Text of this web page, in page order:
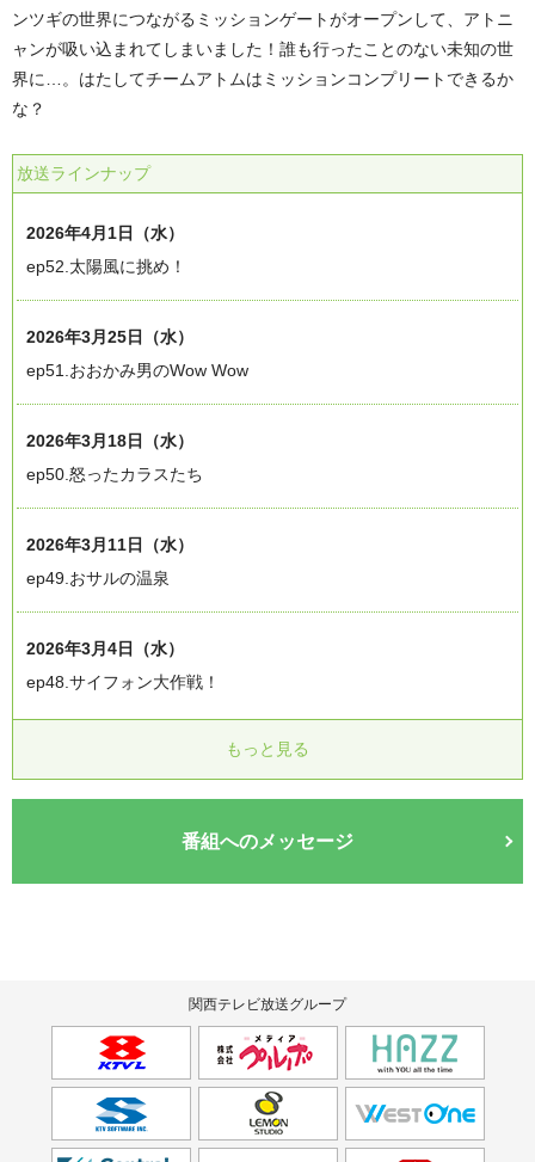
ンツギの世界につながるミッションゲートがオープンして、アトニ
ャンが吸い込まれてしまいました！誰も行ったことのない未知の世
界に…。はたしてチームアトムはミッションコンプリートできるか
な？
放送ラインナップ
2026年4月1日（水）
ep52.太陽風に挑め！
2026年3月25日（水）
ep51.おおかみ男のWow Wow
2026年3月18日（水）
ep50.怒ったカラスたち
2026年3月11日（水）
ep49.おサルの温泉
2026年3月4日（水）
ep48.サイフォン大作戦！
もっと見る
番組へのメッセージ
関西テレビ放送グループ